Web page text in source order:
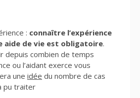
: connaître l’expérience
aide de vie est obligatoire.
depuis combien de temps
ou l’aidant exerce vous
une idée du nombre de cas
pu traiter